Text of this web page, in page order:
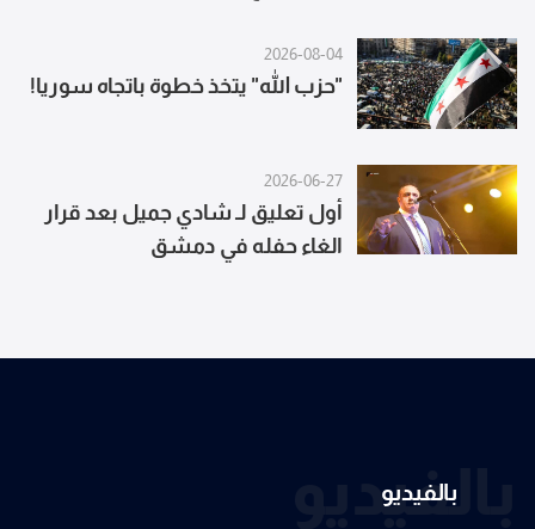
2026-08-04
"حزب الله" يتخذ خطوة باتجاه سوريا!
2026-06-27
أول تعليق لـ شادي جميل بعد قرار
الغاء حفله في دمشق
بالفيديو
بالفيديو